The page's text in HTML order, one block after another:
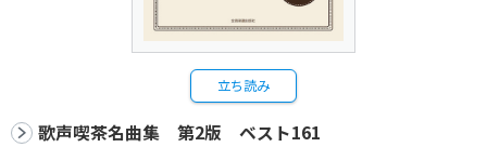
立ち読み
歌声喫茶名曲集 第2版 ベスト161